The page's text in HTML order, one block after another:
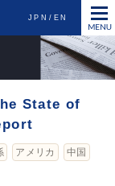
JPN EN
State of
アメリカ
中国